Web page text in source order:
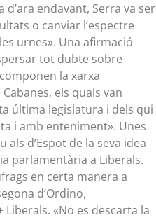
endavant, Serra va ser
o canviar l’espectre
urnes». Una afirmació
tot dubte sobre
la xarxa
els quals van
última legislatura i dels qui
i amb enteniment». Unes
d’Espot de la seva idea
parlamentària a Liberals.
en certa manera a
d’Ordino,
«No es descarta la